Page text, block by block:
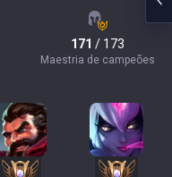
171 / 173
Maestria de campeões